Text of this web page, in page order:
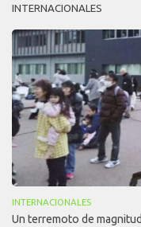
INTERNACIONALES
INTERNACIONALES
Un terremoto de